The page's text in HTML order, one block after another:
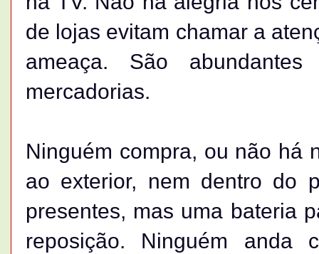
de lojas evitam chamar a
ameaça. São
mercadorias.
Ninguém compra, ou não há
ao exterior, nem dentro do
presentes, mas uma bateria
reposição. Ninguém anda